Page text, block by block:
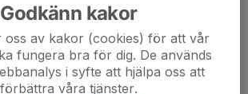
Godkänn kakor
oss av kakor (cookies) för att vår
fungera bra för dig. De används
i syfte att hjälpa oss att
förbättra våra tjänster.